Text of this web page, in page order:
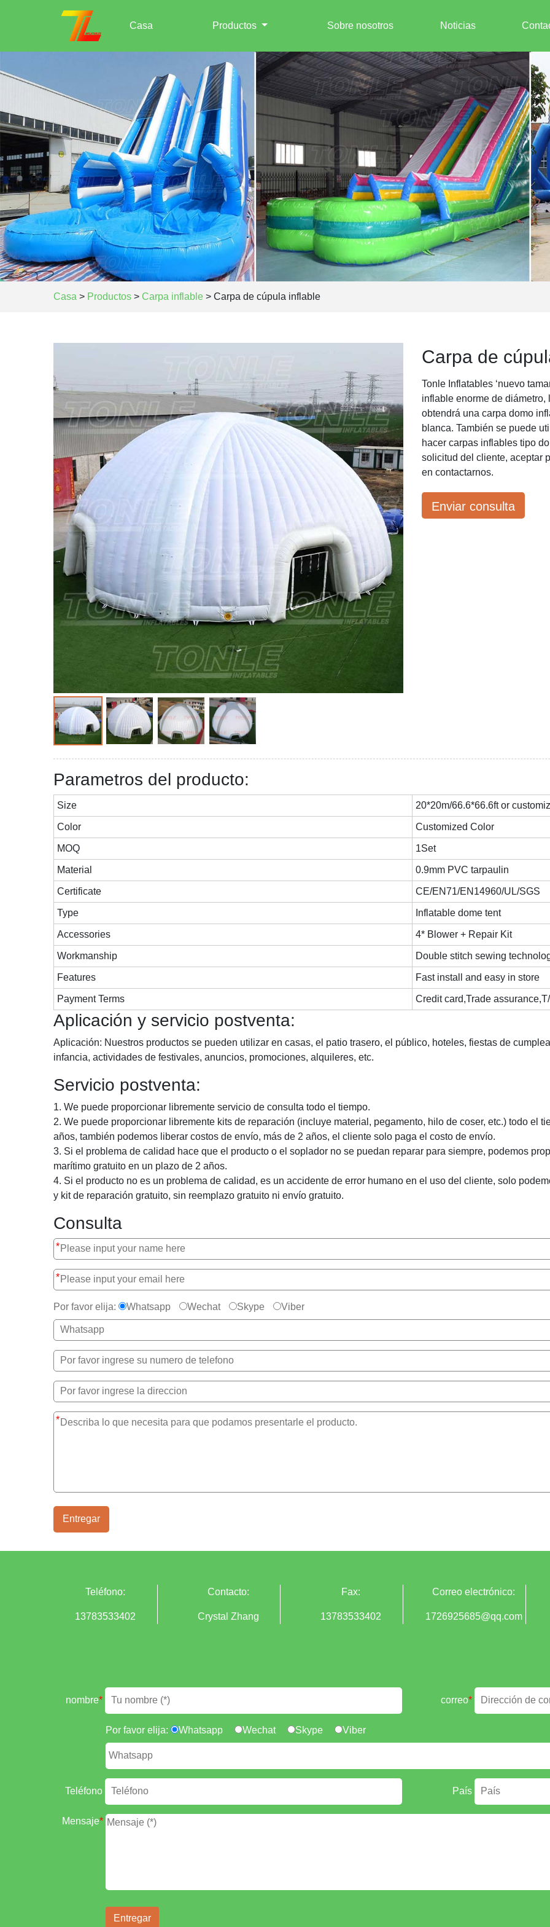
Casa Productos Sobre nosotros Noticias
Casa > Productos > Carpa inflable > Carpa de cúpula inflable
Carpa de
Tonle Inflatables ‘nuevo
inflable enorme de
obtendrá una carpa domo
blanca. También se puede
hacer carpas inflables tipo
solicitud del cliente, aceptar
en contactarnos.
Enviar consulta
Parametros del producto:
Size 20*20m/66.6*66.6ft or
Color Customized Color
MOQ 1Set
Material 0.9mm PVC tarpaulin
Certificate CE/EN71/EN14960/UL/SGS
Type Inflatable dome tent
Accessories 4* Blower + Repair Kit
Workmanship Double stitch sewing
Features Fast install and easy in store
Payment Terms Credit card,Trade
Aplicación y servicio postventa:
Aplicación: Nuestros productos se pueden utilizar en casas, el patio trasero, el público, hoteles, fiestas de
infancia, actividades de festivales, anuncios, promociones, alquileres, etc.
Servicio postventa:
1. We puede proporcionar libremente servicio de consulta todo el tiempo.
2. We puede proporcionar libremente kits de reparación (incluye material, pegamento, hilo de coser, etc.) todo el
años, también podemos liberar costos de envío, más de 2 años, el cliente solo paga el costo de envío.
3. Si el problema de calidad hace que el producto o el soplador no se puedan reparar para siempre, podemos
marítimo gratuito en un plazo de 2 años.
4. Si el producto no es un problema de calidad, es un accidente de error humano en el uso del cliente, solo
y kit de reparación gratuito, sin reemplazo gratuito ni envío gratuito.
Consulta
*
*
Por favor elija: Whatsapp Wechat Skype Viber
*
Entregar
Teléfono:
13783533402
Contacto:
Crystal Zhang
Fax:
13783533402
Correo electrónico:
1726925685@qq.com
nombre* correo*
Por favor elija: Whatsapp Wechat Skype Viber
Teléfono País
Mensaje*